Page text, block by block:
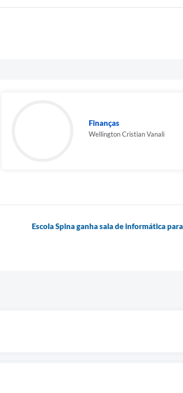
Finanças
Wellington Cristian Vanali
Escola Spina ganha sala de informática